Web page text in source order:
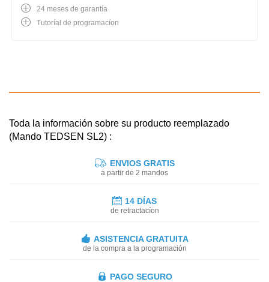
24 meses de garantía
Tutoríal de programacíon
Toda la información sobre su producto reemplazado
(Mando TEDSEN SL2) :
ENVIOS GRATIS
a partir de 2 mandos
14 DÍAS
de retractacíon
ASISTENCIA GRATUITA
de la compra a la programación
PAGO SEGURO